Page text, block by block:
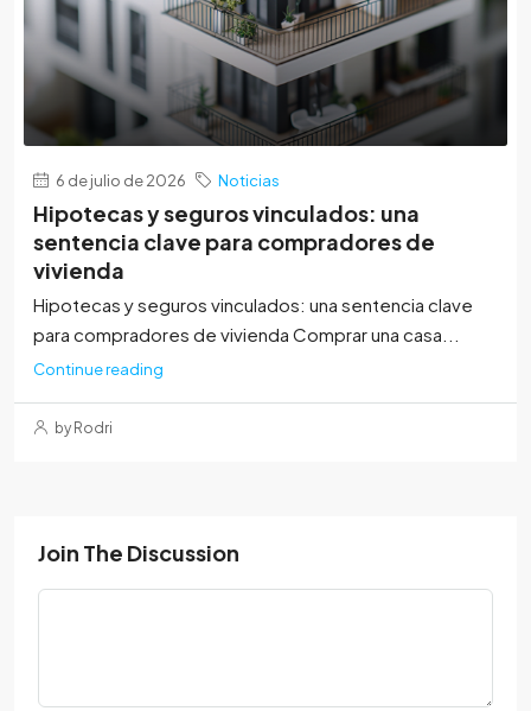
6 de julio de 2026 Noticias
Hipotecas y seguros vinculados: una
sentencia clave para compradores de
vivienda
Hipotecas y seguros vinculados: una sentencia clave
para compradores de vivienda Comprar una casa...
Continue reading
by Rodri
Join The Discussion